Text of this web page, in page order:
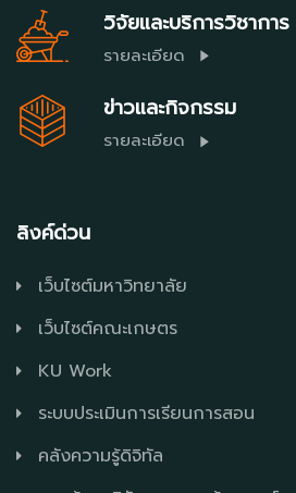
วิจัยและบริการวิชาการ
รายละเอียด
ข่าวและกิจกรรม
รายละเอียด
ลิงค์ด่วน
เว็บไซต์มหาวิทยาลัย
เว็บไซต์คณะเกษตร
KU Work
ระบบประเมินการเรียนการสอน
คลังความรู้ดิจิทัล